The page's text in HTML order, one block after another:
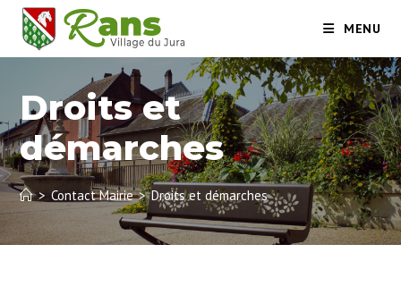
MENU
Droits et
démarches
> Contact Mairie > Droits et démarches